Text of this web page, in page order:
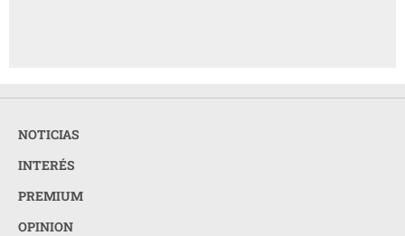
NOTICIAS
INTERÉS
PREMIUM
OPINION